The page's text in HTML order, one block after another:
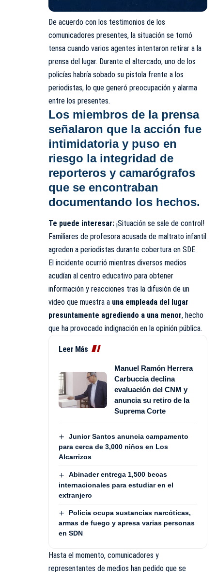
De acuerdo con los testimonios de los
comunicadores presentes, la situación se tornó
tensa cuando varios agentes intentaron retirar a la
prensa del lugar. Durante el altercado, uno de los
policías habría sobado su pistola frente a los
periodistas, lo que generó preocupación y alarma
entre los presentes.
Los miembros de la prensa
señalaron que la acción fue
intimidatoria y puso en
riesgo la integridad de
reporteros y camarógrafos
que se encontraban
documentando los hechos.
Te puede interesar: ¡Situación se sale de control!
Familiares de profesora acusada de maltrato infantil
agreden a periodistas durante cobertura en SDE
El incidente ocurrió mientras diversos medios
acudían al centro educativo para obtener
información y reacciones tras la difusión de un
video que muestra a una empleada del lugar
presuntamente agrediendo a una menor, hecho
que ha provocado indignación en la opinión pública.
Leer Más
Manuel Ramón Herrera
Carbuccia declina
evaluación del CNM y
anuncia su retiro de la
Suprema Corte
Junior Santos anuncia campamento
para cerca de 3,000 niños en Los
Alcarrizos
Abinader entrega 1,500 becas
internacionales para estudiar en el
extranjero
Policía ocupa sustancias narcóticas,
armas de fuego y apresa varias personas
en SDN
Hasta el momento, comunicadores y
representantes de medios han pedido que se